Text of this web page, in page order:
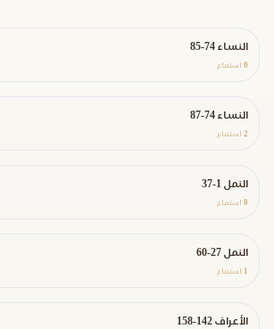
النساء 74-85
0 استماع
النساء 74-87
2 استماع
النمل 1-37
0 استماع
النمل 27-60
1 استماع
الأعراف 142-158